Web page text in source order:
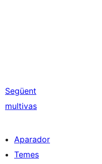
Següent
multivas
Aparador
Temes